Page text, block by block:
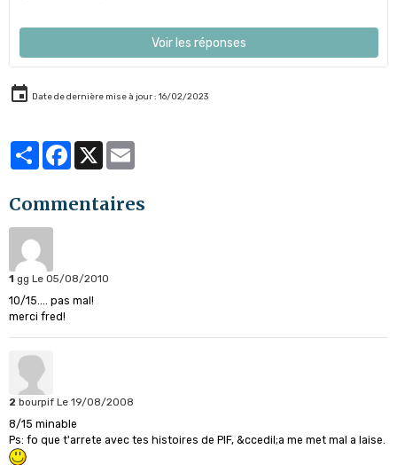
Voir les réponses
Date de dernière mise à jour : 16/02/2023
PartagerFacebook
Commentaires
1 gg Le 05/08/2010
10/15.... pas mal!
merci fred!
2 bourpif Le 19/08/2008
8/15 minable
Ps: fo que t'arrete avec tes histoires de PIF, &ccedil;a me met mal a laise.